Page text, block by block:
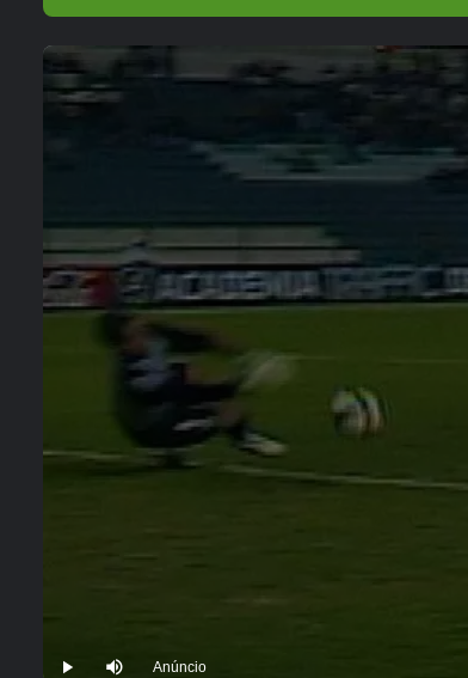
Play Mutar Anúncio